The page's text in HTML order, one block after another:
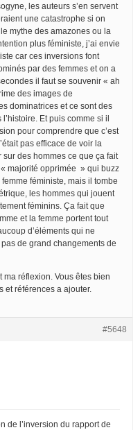
les auteurs s’en servent
une catastrophe si on
mythe des amazones ou la
plus féministe, j’ai envie
car ces inversions font
par des femmes et on a
il faut se souvenir « ah
des images de
dominatrices et ce sont des
Et puis comme si il
pour comprendre que c’est
pas efficace de voir la
sur des hommes ce que ça fait
majorité opprimée » qui buzz
féministe, mais il tombe
les hommes qui jouent
féminins. Ça fait que
et la femme portent tout
d’éléments qui ne
de grand changements de
réflexion. Vous êtes bien
et références a ajouter.
#5648
de l’inversion du rapport de